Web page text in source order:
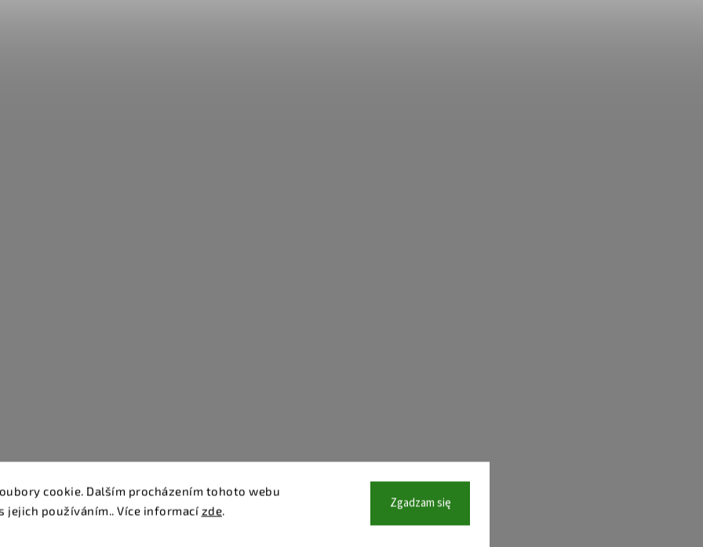
cookie. Dalším procházením tohoto webu
jejich používáním.. Více informací zde. Zgadzam się